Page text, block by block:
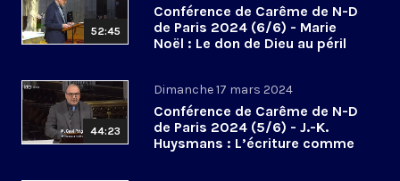
52:45
Conférence de Carême de N-D
de Paris 2024 (6/6) - Marie
Noël : Le don de Dieu au péril
44:23
Dimanche 17 mars 2024
Conférence de Carême de N-D
de Paris 2024 (5/6) - J.-K.
Huysmans : L’écriture comme